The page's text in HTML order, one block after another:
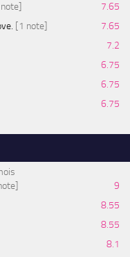
7.65
[1 note]
7.65
7.2
6.75
6.75
6.75
9
8.55
8.55
8.1